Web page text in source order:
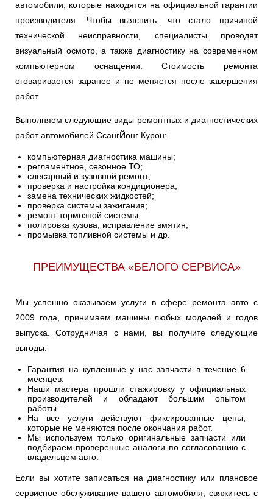
Чебоксары
Челябинск
Череповец
автомобили, которые находятся на официальной гарантии
производителя. Чтобы выяснить, что стало причиной
технической неисправности, специалисты проводят
визуальный осмотр, а также диагностику на современном
компьютерном оснащении. Стоимость ремонта
оговаривается заранее и не меняется после завершения
работ.
Выполняем следующие виды ремонтных и диагностических
работ автомобилей СсангЙонг Курон:
компьютерная диагностика машины;
регламентное, сезонное ТО;
слесарный и кузовной ремонт;
проверка и настройка кондиционера;
замена технических жидкостей;
проверка системы зажигания;
ремонт тормозной системы;
полировка кузова, исправление вмятин;
промывка топливной системы и др.
ПРЕИМУЩЕСТВА «БЕЛОГО СЕРВИСА»
Мы успешно оказываем услуги в сфере ремонта авто с
2009 года, принимаем машины любых моделей и годов
выпуска. Сотрудничая с нами, вы получите следующие
выгоды:
Гарантия на купленные у нас запчасти в течение 6
месяцев.
Наши мастера прошли стажировку у официальных
производителей и обладают большим опытом
работы.
На все услуги действуют фиксированные цены,
которые не меняются после окончания работ.
Мы используем только оригинальные запчасти или
подбираем проверенные аналоги по согласованию с
владельцем авто.
Если вы хотите записаться на диагностику или плановое
сервисное обслуживание вашего автомобиля, свяжитесь с